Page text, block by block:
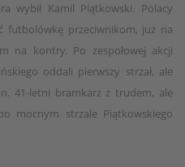
wybił Kamil Piątkowski. Polacy
futbolówkę przeciwnikom, już na
na kontry. Po zespołowej akcji
oddali pierwszy strzał, ale
41-letni bramkarz z trudem, ale
mocnym strzale Piątkowskiego